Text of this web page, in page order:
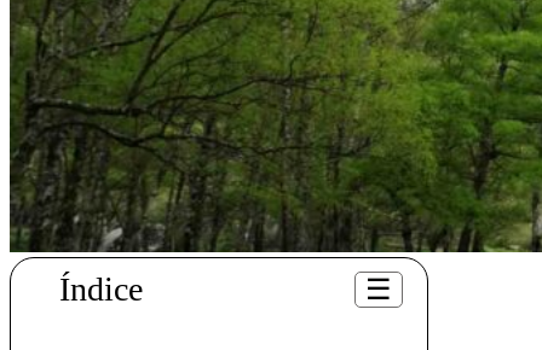
Índice ☰